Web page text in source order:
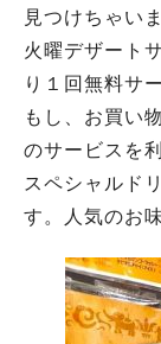
見つけちゃい
火曜デザート
り１回無料サ
もし、お買い
のサービスを
スペシャルド
す。人気のお